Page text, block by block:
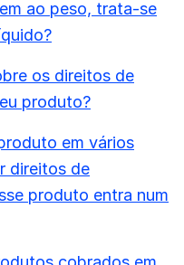
ao peso, trata-se
os direitos de
produto?
em vários
direitos de
produto entra num